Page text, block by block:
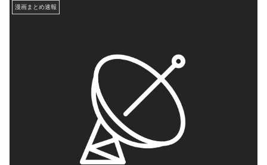
漫画まとめ速報